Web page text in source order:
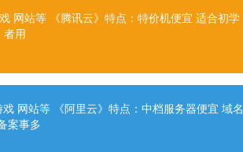
网站等 《腾讯云》特点：特价机便宜 适合初学
者用
网站等 《阿里云》特点：中档服务器便宜 域名
案事多